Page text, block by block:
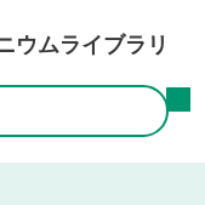
ウムライブラリ
検索